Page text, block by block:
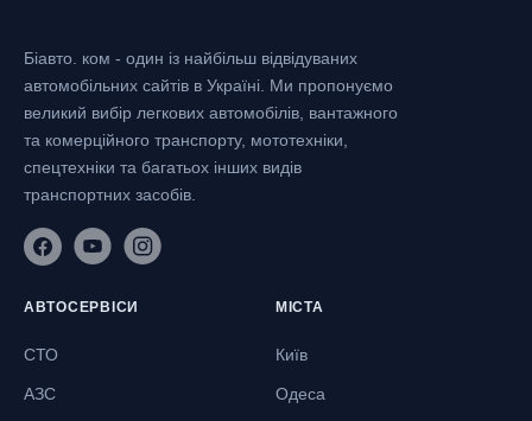
Біавто. ком - один із найбільш відвідуваних
автомобільних сайтів в Україні. Ми пропонуємо
великий вибір легкових автомобілів, вантажного
та комерційного транспорту, мототехніки,
спецтехніки та багатьох інших видів
транспортних засобів.
АВТОСЕРВІСИ
СТО
АЗС
МІСТА
Київ
Одеса